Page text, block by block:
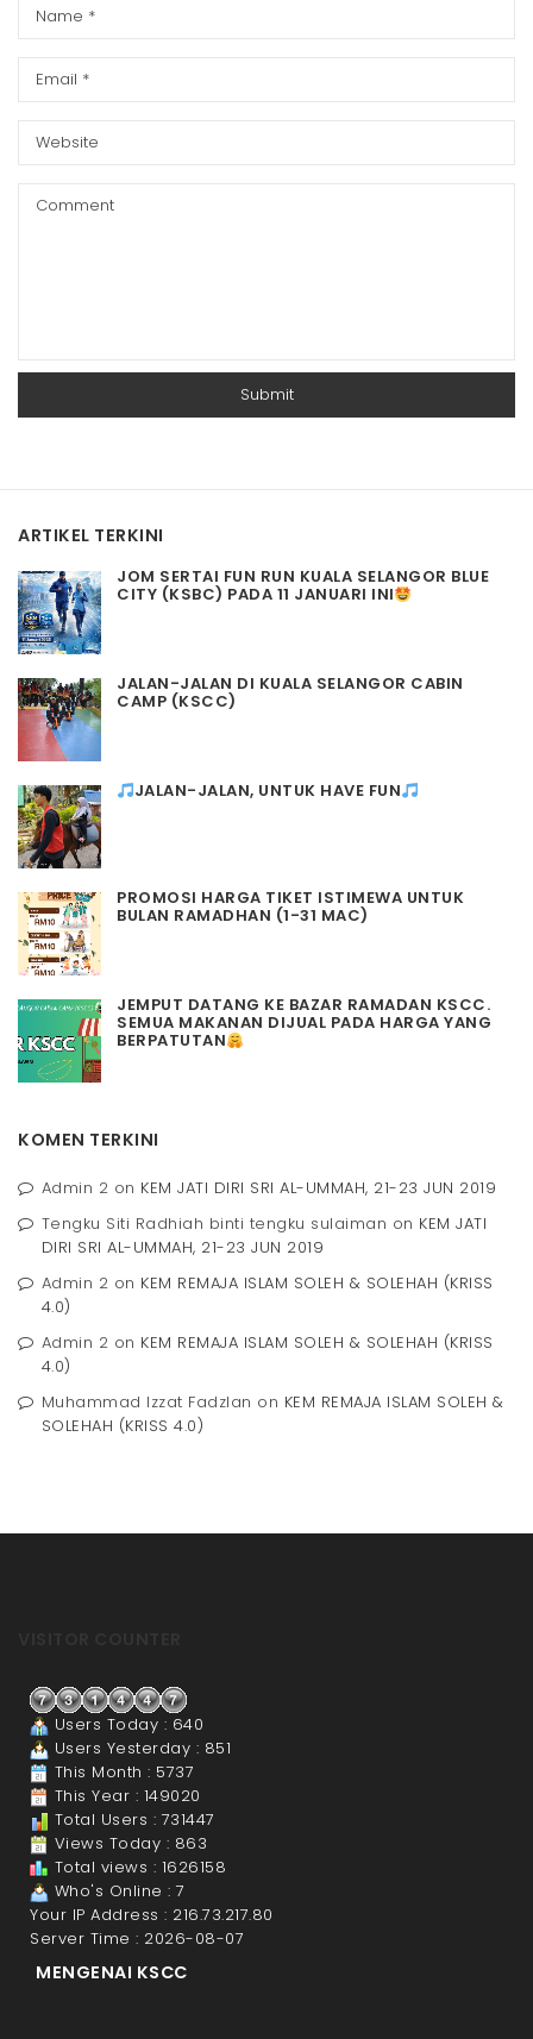
ARTIKEL TERKINI
JOM SERTAI FUN RUN KUALA SELANGOR BLUE
CITY (KSBC) PADA 11 JANUARI INI
JALAN-JALAN DI KUALA SELANGOR CABIN
CAMP (KSCC)
JALAN-JALAN, UNTUK HAVE FUN
PROMOSI HARGA TIKET ISTIMEWA UNTUK
BULAN RAMADHAN (1-31 MAC)
JEMPUT DATANG KE BAZAR RAMADAN KSCC.
SEMUA MAKANAN DIJUAL PADA HARGA YANG
BERPATUTAN
KOMEN TERKINI
Admin 2 on KEM JATI DIRI SRI AL-UMMAH, 21-23 JUN 2019
Tengku Siti Radhiah binti tengku sulaiman on KEM JATI
DIRI SRI AL-UMMAH, 21-23 JUN 2019
Admin 2 on KEM REMAJA ISLAM SOLEH & SOLEHAH (KRISS
4.0)
Admin 2 on KEM REMAJA ISLAM SOLEH & SOLEHAH (KRISS
4.0)
Muhammad Izzat Fadzlan on KEM REMAJA ISLAM SOLEH &
SOLEHAH (KRISS 4.0)
Users Today : 640
Users Yesterday : 851
This Month : 5737
This Year : 149020
Total Users : 731447
Views Today : 863
Total views : 1626158
Who's Online : 7
Your IP Address : 216.73.217.80
Server Time : 2026-08-07
MENGENAI KSCC